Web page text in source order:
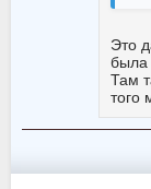
Это
была
Там
того